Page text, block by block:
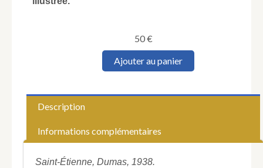
50€
quantité
Monographie
de
Ajouter au panier
Description
Informations complémentaires
Saint-Étienne, Dumas, 1938.